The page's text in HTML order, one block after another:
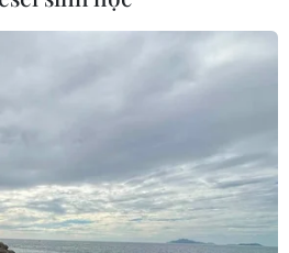
nước muốn EC cấp
dịch
Ursula von der Leyen, Thủ
Séc, Đan Mạch, Áo, Hy Lạp